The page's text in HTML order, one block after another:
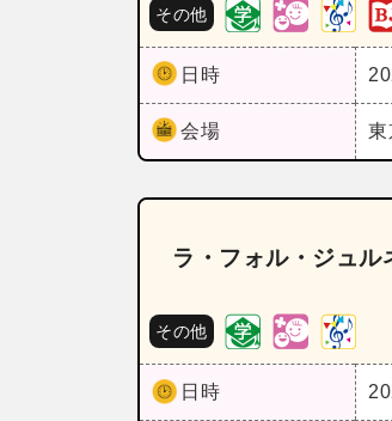
その他
日時
会場 東
ラ・フォル・ジュル
その他
日時